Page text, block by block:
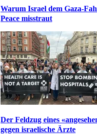
Warum Israel dem Gaza-
Peace misstraut
Der Feldzug eines
gegen israelische Ärzte